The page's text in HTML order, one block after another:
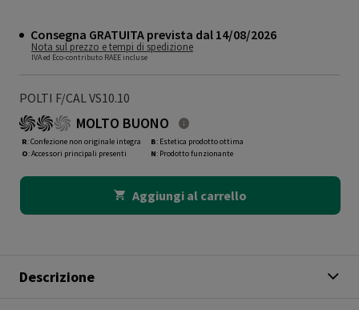
Consegna GRATUITA prevista dal 14/08/2026
Nota sul prezzo e tempi di spedizione
IVA ed Eco-contributo RAEE incluse
POLTI F/CAL VS10.10
MOLTO BUONO
R: Confezione non originale integra
O: Accessori principali presenti
B: Estetica prodotto ottima
N: Prodotto funzionante
Aggiungi al carrello
Descrizione